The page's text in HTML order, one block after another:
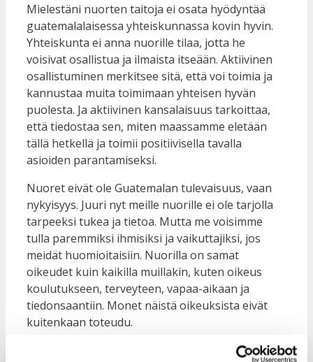
Mielestäni nuorten taitoja ei osata hyödyntää
guatemalalaisessa yhteiskunnassa kovin hyvin.
Yhteiskunta ei anna nuorille tilaa, jotta he
voisivat osallistua ja ilmaista itseään. Aktiivinen
osallistuminen merkitsee sitä, että voi toimia ja
kannustaa muita toimimaan yhteisen hyvän
puolesta. Ja aktiivinen kansalaisuus tarkoittaa,
että tiedostaa sen, miten maassamme eletään
tällä hetkellä ja toimii positiivisella tavalla
asioiden parantamiseksi.
Nuoret eivät ole Guatemalan tulevaisuus, vaan
nykyisyys. Juuri nyt meille nuorille ei ole tarjolla
tarpeeksi tukea ja tietoa. Mutta me voisimme
tulla paremmiksi ihmisiksi ja vaikuttajiksi, jos
meidät huomioitaisiin. Nuorilla on samat
oikeudet kuin kaikilla muillakin, kuten oikeus
koulutukseen, terveyteen, vapaa-aikaan ja
tiedonsaantiin. Monet näistä oikeuksista eivät
kuitenkaan toteudu.
Mielestäni on tärkeää, että kaikki osallistuvat